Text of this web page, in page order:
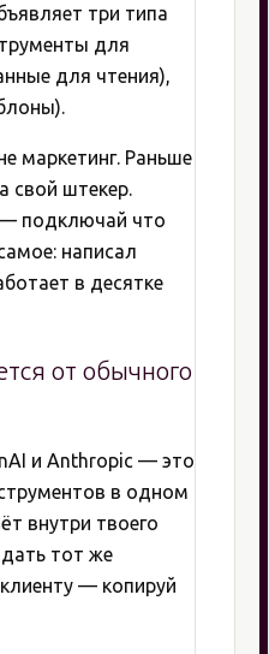
три типа
для
для чтения),
маркетинг. Раньше
свой штекер.
подключай что
написал
в десятке
от обычного
и Anthropic — это
в одном
внутри твоего
тот же
— копируй